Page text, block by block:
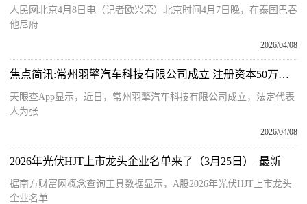
人民网北京4月8日电（记者欧兴荣）北京时间4月7日晚，在泰国巴吞
他尼府
2026/04/08
焦点简讯:常州羽擎汽车科技有限公司成立 注册资本50万人民币
天眼查App显示，近日，常州羽擎汽车科技有限公司成立，法定代表
人为张
2026/04/08
2026年光伏HJT上市龙头企业名单来了（3月25日）_最新
据南方财富网概念查询工具数据显示，A股2026年光伏HJT上市龙头
企业名单